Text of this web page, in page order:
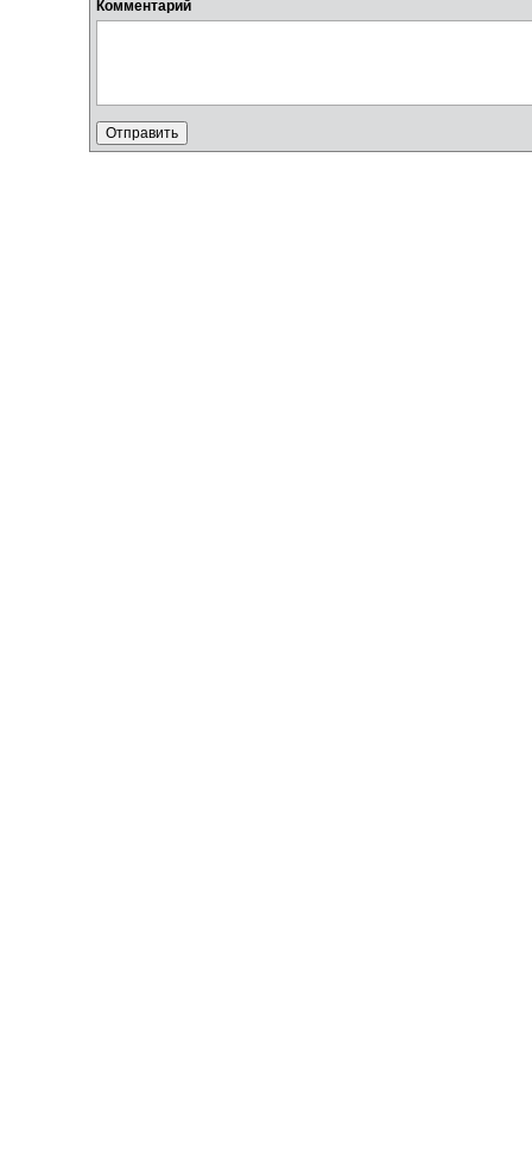
Комментарий